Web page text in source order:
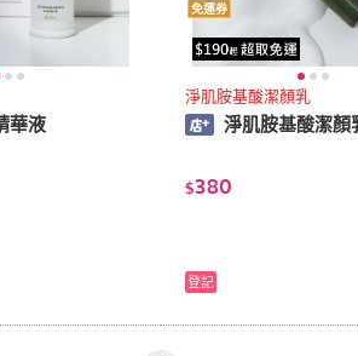
華液
免運券
淨肌胺基酸潔顏乳
淨肌胺基酸潔顏
$380
登記